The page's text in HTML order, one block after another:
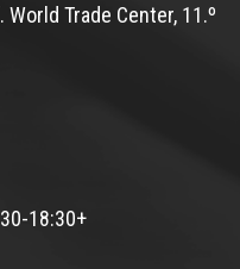
Trade Center, 11.º
18:30+